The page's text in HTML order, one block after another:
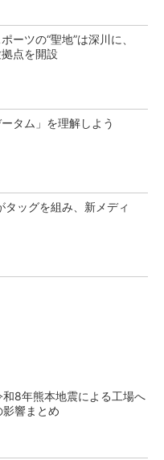
ーツの“聖地”は深川に、
点を開設
タム」を理解しよう
タッグを組み、新メディ
和8年熊本地震による工場へ
影響まとめ